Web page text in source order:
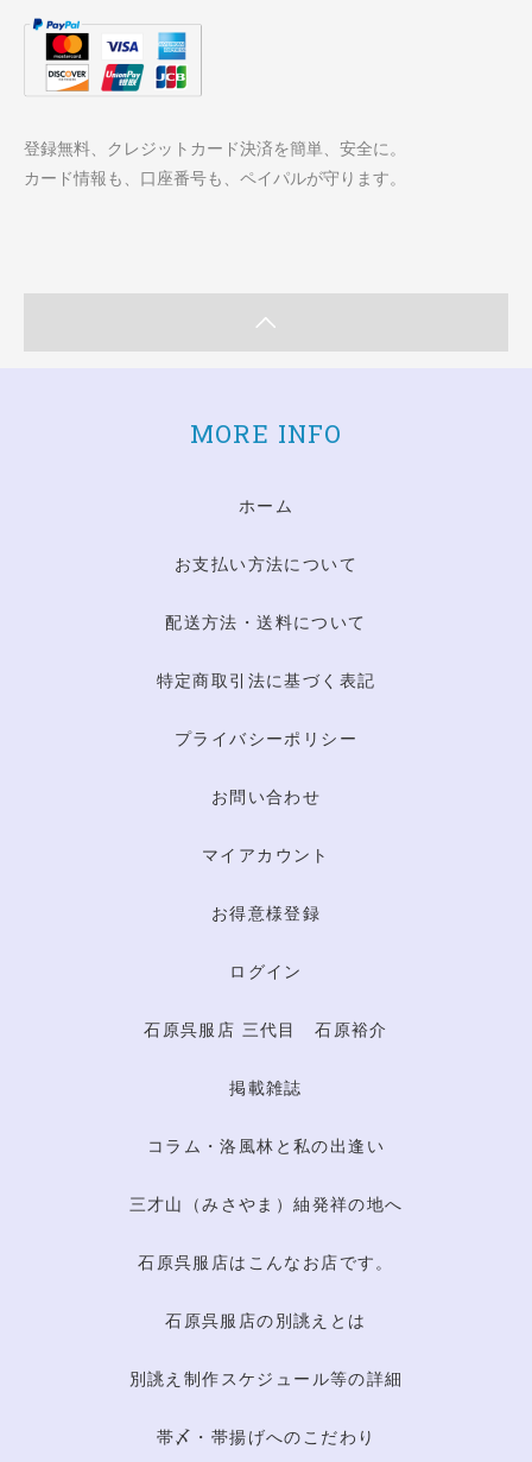
登録無料、クレジットカード決済を簡単、安全に。
カード情報も、口座番号も、ペイパルが守ります。
MORE INFO
ホーム
お支払い方法について
配送方法・送料について
特定商取引法に基づく表記
プライバシーポリシー
お問い合わせ
マイアカウント
お得意様登録
ログイン
石原呉服店 三代目 石原裕介
掲載雑誌
コラム・洛風林と私の出逢い
三才山（みさやま）紬発祥の地へ
石原呉服店はこんなお店です。
石原呉服店の別誂えとは
別誂え制作スケジュール等の詳細
帯〆・帯揚げへのこだわり